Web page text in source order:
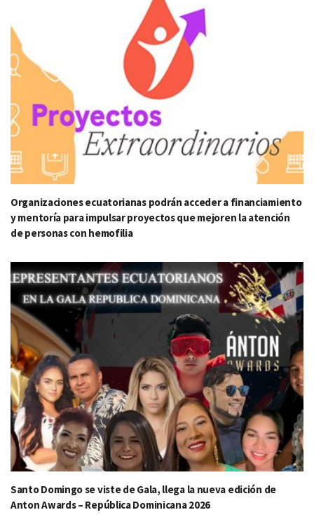
Organizaciones ecuatorianas podrán acceder a financiamiento
y mentoría para impulsar proyectos que mejoren la atención
de personas con hemofilia
Santo Domingo se viste de Gala, llega la nueva edición de
Anton Awards – República Dominicana 2026